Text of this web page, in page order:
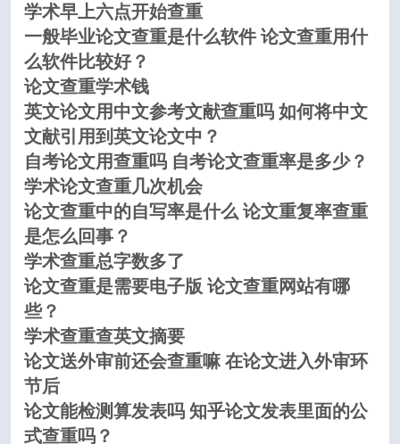
学术早上六点开始查重
一般毕业论文查重是什么软件 论文查重用什
么软件比较好？
论文查重学术钱
英文论文用中文参考文献查重吗 如何将中文
文献引用到英文论文中？
自考论文用查重吗 自考论文查重率是多少？
学术论文查重几次机会
论文查重中的自写率是什么 论文重复率查重
是怎么回事？
学术查重总字数多了
论文查重是需要电子版 论文查重网站有哪
些？
学术查重查英文摘要
论文送外审前还会查重嘛 在论文进入外审环
节后
论文能检测算发表吗 知乎论文发表里面的公
式查重吗？